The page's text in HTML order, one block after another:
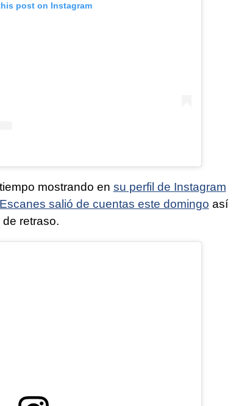
post on Instagram
mostrando en su perfil de Instagram
salió de cuentas este domingo así
retraso.